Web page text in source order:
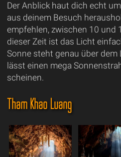
Der Anblick haut dich echt
aus deinem Besuch
empfehlen, zwischen 10 und
dieser Zeit ist das Licht
Sonne steht genau über dem
lässt einen mega
scheinen.
Tham Khao Luang